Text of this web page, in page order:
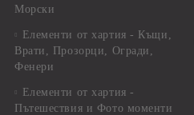
Морски
Елементи от хартия - Къщи,
Врати, Прозорци, Огради,
Фенери
Елементи от хартия -
Пътешествия и Фото моменти